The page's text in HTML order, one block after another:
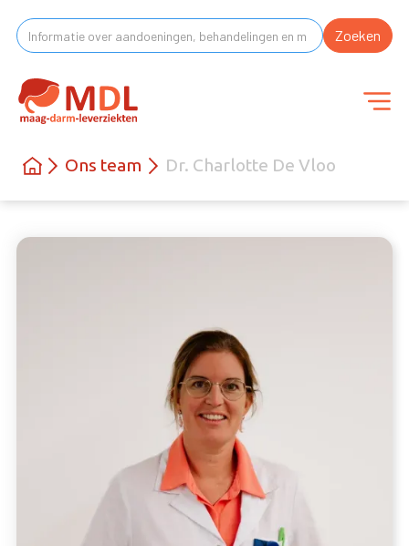
Ons team Dr. Charlotte De Vloo